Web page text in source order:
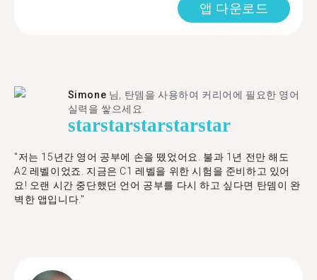
앱 다운로드
Simone 님, 탄뎀을 사용하여 커리어에 필요한 영어
실력을 쌓으세요.
starstarstarstarstar
"저는 15년간 영어 공부에 손을 뗐었어요. 불과 1년 전만 해도
A2 레벨이었죠. 지금은 C1 레벨을 위한 시험을 준비하고 있어
요! 오랜 시간 중단했던 언어 공부를 다시 하고 싶다면 탄뎀이 완
벽한 앱입니다."